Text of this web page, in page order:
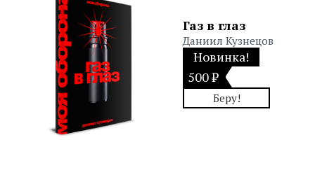
Газ в глаз
Даниил Кузнецов
Новинка!
500 ₽
Беру!